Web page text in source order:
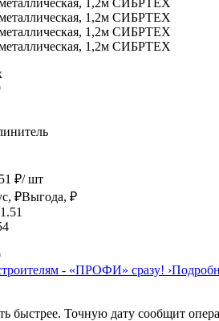
₽/ шт
₽Выгода, ₽
- «ПРОФИ» сразу! ›
быстрее. Точную дату сообщит